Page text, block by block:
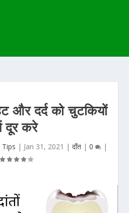
और दर्द को चुटकियों
दूर करे
Tips | Jan 31, 2021 | दाँत| 0 |